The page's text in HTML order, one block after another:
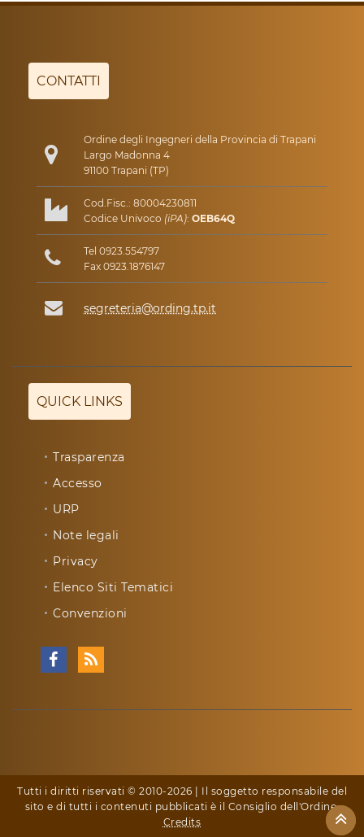
CONTATTI
Ordine degli Ingegneri della Provincia di Trapani
Largo Madonna 4
91100 Trapani (TP)
Cod.Fisc.: 80004230811
Codice Univoco (iPA): OEB64Q
Tel 0923.554797
Fax 0923.1876147
segreteria@ording.tp.it
QUICK LINKS
Trasparenza
Accesso
URP
Note legali
Privacy
Elenco Siti Tematici
Convenzioni
Tutti i diritti riservati © 2010-2026 | Il soggetto responsabile del
sito e di tutti i contenuti pubblicati è il Consiglio dell'Ordine:
Credits